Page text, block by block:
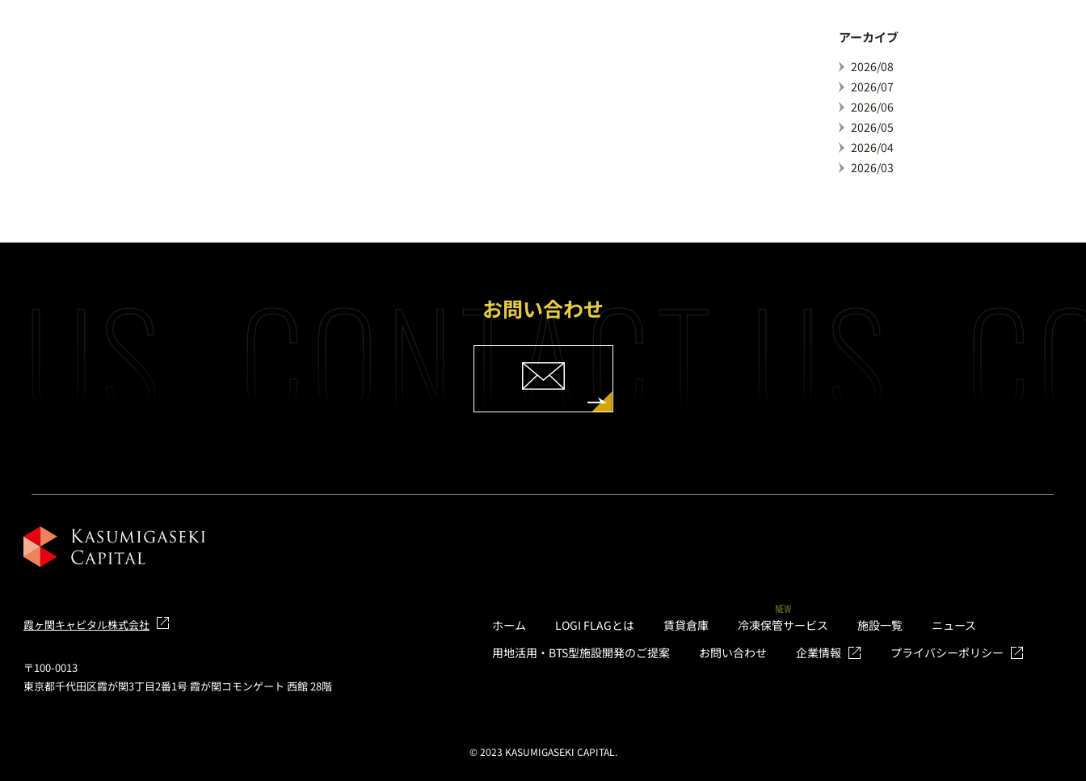
アーカイブ
2026/08
2026/07
2026/06
2026/05
2026/04
2026/03
CONTACT US
お問い合わせ
ホーム LOGI FLAGとは 賃貸倉庫
NEW
冷凍保管サービス 施設一覧
ニュース
用地活用・BTS型施設開発のご提案
お問い合わせ 企業情報 プライバシーポリシー
霞ヶ関キャピタル株式会社
〒100-0013
東京都千代田区霞が関3丁目2番1号 霞が関コモンゲート 西館 28階
© 2023 KASUMIGASEKI CAPITAL.